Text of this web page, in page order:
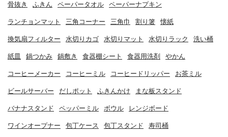
骨抜き ふきん ペーパータオル ペーパーナプキン
ランチョンマット 三角コーナー 三角巾 割り箸 懐紙
換気扇フィルター 水切りカゴ 水切りマット 水切りラック 洗い桶
紙皿 鍋つかみ 鍋敷き 食器棚シート 食器用洗剤 やかん
コーヒーメーカー コーヒーミル コーヒードリッパー お茶ミル
ビールサーバー だしポット ふきんかけ まな板スタンド
バナナスタンド ペッパーミル ボウル レンジボード
ワインオープナー 包丁ケース 包丁スタンド 寿司桶